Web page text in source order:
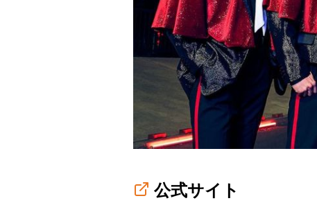
公式サイト